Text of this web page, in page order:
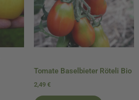
Tomate Baselbieter Röteli Bio
2,49 €